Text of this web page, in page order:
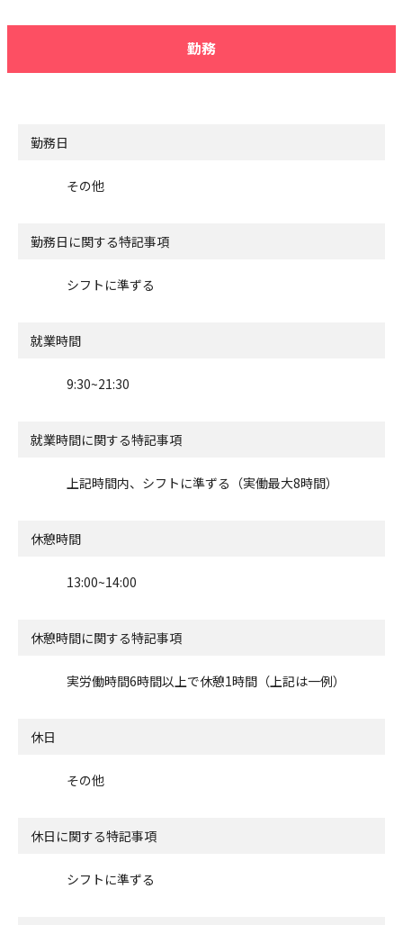
勤務
勤務日
その他
勤務日に関する特記事項
シフトに準ずる
就業時間
9:30~21:30
就業時間に関する特記事項
上記時間内、シフトに準ずる（実働最大8時間）
休憩時間
13:00~14:00
休憩時間に関する特記事項
実労働時間6時間以上で休憩1時間（上記は一例）
休日
その他
休日に関する特記事項
シフトに準ずる